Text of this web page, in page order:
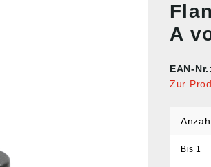
A
EAN-
Zur
Bis 1